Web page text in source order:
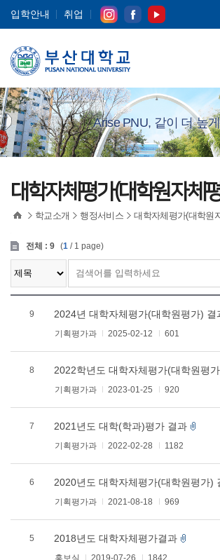
입학안내 취업
Arise PNU, 같이 더 높게
대학자체평가(대학원자체
학교소개 행정서비스 대학자체평가(대학원
전체 : 9 (1 / 1 page)
번
호
제
목
성
자
작
성조
9 2024년 대학자체평가(대학원평가) 결
기획평가과 2025-02-12 601
8 2022학년도 대학자체평가(대학원평
기획평가과 2023-01-25 920
7 2021년도 대학(학과)평가 결과
기획평가과 2022-02-28 1182
6 2020년도 대학자체평가(대학원평가)
기획평가과 2021-08-18 969
5 2018년도 대학자체평가결과
홍보실 2019-07-26 1842